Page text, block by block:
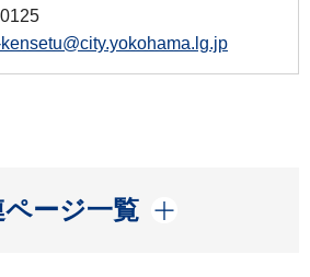
ページ一覧
開く